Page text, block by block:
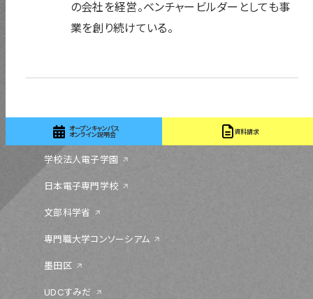
の会社を経営。ベンチャービルダーとしても事
業を創り続けている。
オープンキャンパス
オンライン説明会
資料請求
学校法人電子学園
日本電子専門学校
文部科学省
専門職大学コンソーシアム
墨田区
UDCすみだ